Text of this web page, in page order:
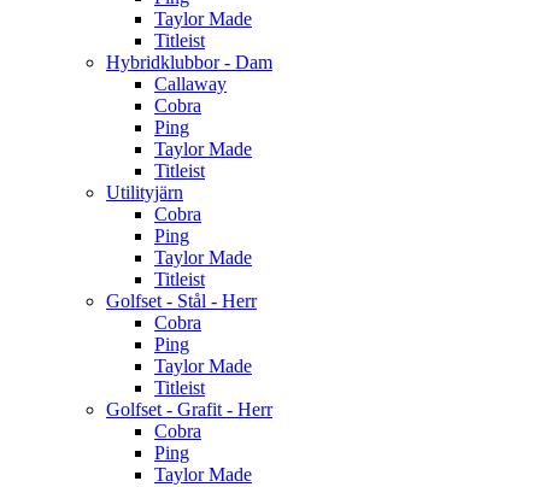
Taylor Made
Titleist
Hybridklubbor - Dam
Callaway
Cobra
Ping
Taylor Made
Titleist
Utilityjärn
Cobra
Ping
Taylor Made
Titleist
Golfset - Stål - Herr
Cobra
Ping
Taylor Made
Titleist
Golfset - Grafit - Herr
Cobra
Ping
Taylor Made